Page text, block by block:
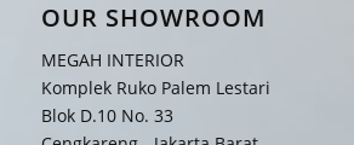
OUR SHOWROOM
MEGAH INTERIOR
Komplek Ruko Palem Lestari
Blok D.10 No. 33